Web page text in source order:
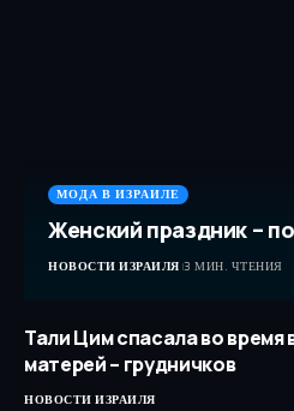
МОДА В ИЗРАИЛЕ
Женский праздник –
НОВОСТИ ИЗРАИЛЯ 3 МИН. ЧТЕНИЯ
Тали Цим спасала во время
матерей – грудничков
НОВОСТИ ИЗРАИЛЯ